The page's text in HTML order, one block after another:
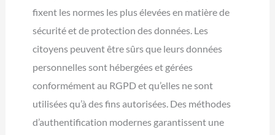
fixent les normes les plus élevées en matière de
sécurité et de protection des données. Les
citoyens peuvent être sûrs que leurs données
personnelles sont hébergées et gérées
conformément au RGPD et qu’elles ne sont
utilisées qu’à des fins autorisées. Des méthodes
d’authentification modernes garantissent une